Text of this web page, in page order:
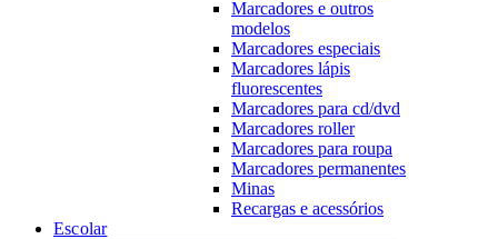
Marcadores e outros
modelos
Marcadores especiais
Marcadores lápis
fluorescentes
Marcadores para cd/dvd
Marcadores roller
Marcadores para roupa
Marcadores permanentes
Minas
Recargas e acessórios
Escolar